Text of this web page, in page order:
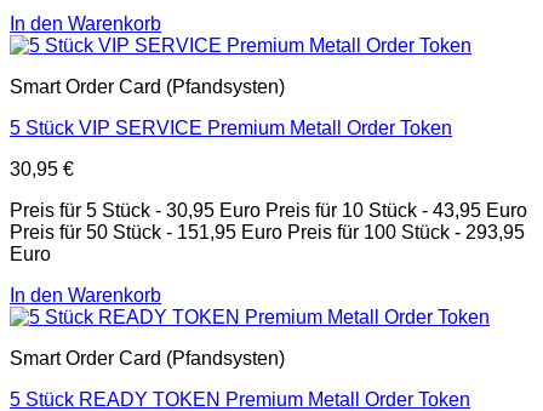
In den Warenkorb
Smart Order Card (Pfandsysten)
5 Stück VIP SERVICE Premium Metall Order Token
30,95 €
Preis für 5 Stück - 30,95 Euro Preis für 10 Stück - 43,95 Euro
Preis für 50 Stück - 151,95 Euro Preis für 100 Stück - 293,95
Euro
In den Warenkorb
Smart Order Card (Pfandsysten)
5 Stück READY TOKEN Premium Metall Order Token